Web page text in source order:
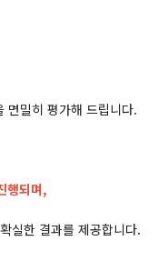
밀히 평가해 드립니다.
행되며,
실한 결과를 제공합니다.